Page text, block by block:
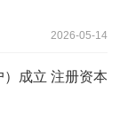
2026-05-14
成立 注册资本